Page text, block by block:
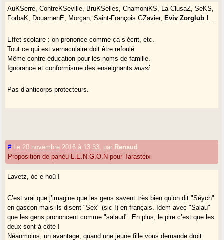
AuKSerre, ContreKSeville, BruKSelles, ChamoniKS, La ClusaZ, SeKS,
ForbaK, DouarnenÉ, Morçan, Saint-François GZavier, Eviv Zorglub !
Effet scolaire : on prononce comme ça s’écrit, etc.
Tout ce qui est vernaculaire doit être refoulé.
Même contre-éducation pour les noms de famille.
Ignorance et conformisme des enseignantsaussi
Pas d’anticorps protecteurs.
# Le 20 novembre 2016 à 13:33 par Renaud
Proposition de panèu L.E.N.G.O.N pour Tarasteix
Lavetz, òc e noû !
C’est vrai que j’imagine que les gens savent très bien qu’on dit "Séych"
en gascon mais ils disent "Sex" (sic !) en français. Idem avec "Salau"
que les gens prononcent comme "salaud". En plus, le pire c’est que les
deux sont à côté !
Néanmoins, un avantage, quand une jeune fille vous demande droit